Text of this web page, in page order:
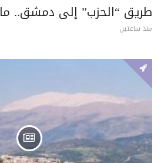
طريق “الحزب” إلى دمشق..
منذ ساعتين